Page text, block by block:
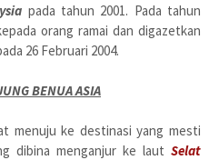
pada tahun 2001. Pada tahun
orang ramai dan digazetkan
26 Februari 2004.
BENUA ASIA
menuju ke destinasi yang mesti
dibina menganjur ke laut Selat